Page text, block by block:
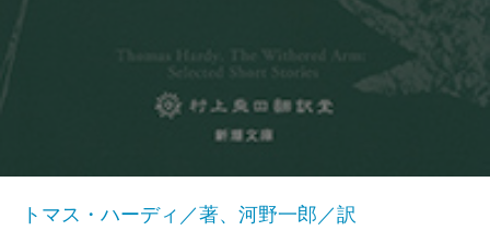
トマス・ハーディ／著、河野一郎／訳